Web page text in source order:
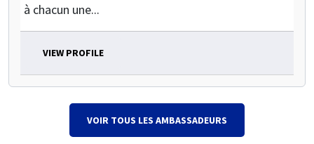
à chacun une...
VIEW PROFILE
VOIR TOUS LES AMBASSADEURS